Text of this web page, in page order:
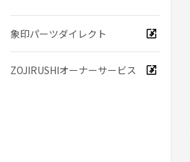
象印パーツダイレクト
ZOJIRUSHIオーナーサービス